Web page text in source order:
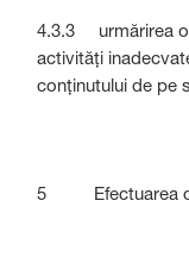
4.3.3 urmărirea
activități
conținutului de pe
5 Efectuarea